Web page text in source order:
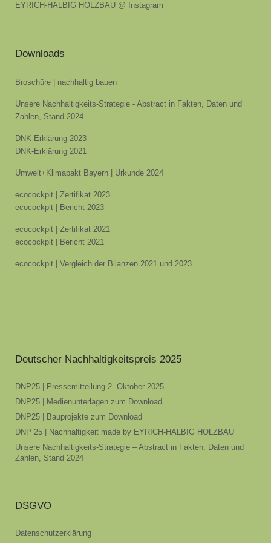
EYRICH-HALBIG HOLZBAU @ Instagram
Downloads
Broschüre | nachhaltig bauen
Unsere Nachhaltigkeits-Strategie - Abstract in Fakten, Daten und
Zahlen, Stand 2024
DNK-Erklärung 2023
DNK-Erklärung 2021
Umwelt+Klimapakt Bayern | Urkunde 2024
ecocockpit | Zertifikat 2023
ecocockpit | Bericht 2023
ecocockpit | Zertifikat 2021
ecocockpit | Bericht 2021
ecocockpit | Vergleich der Bilanzen 2021 und 2023
Deutscher Nachhaltigkeitspreis 2025
DNP25 | Pressemitteilung 2. Oktober 2025
DNP25 | Medienunterlagen zum Download
DNP25 | Bauprojekte zum Download
DNP 25 | Nachhaltigkeit made by EYRICH-HALBIG HOLZBAU
Unsere Nachhaltigkeits-Strategie – Abstract in Fakten, Daten und
Zahlen, Stand 2024
DSGVO
Datenschutzerklärung